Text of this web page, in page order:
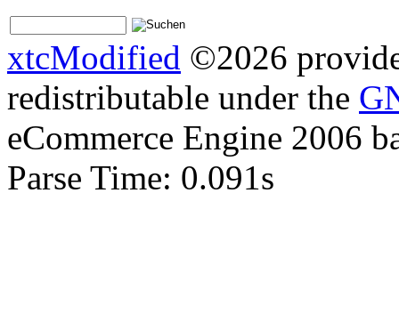
xtcModified ©2026
redistributable under the
eCommerce Engine 2006
Parse Time: 0.091s